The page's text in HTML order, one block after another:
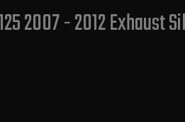
2007 - 2012